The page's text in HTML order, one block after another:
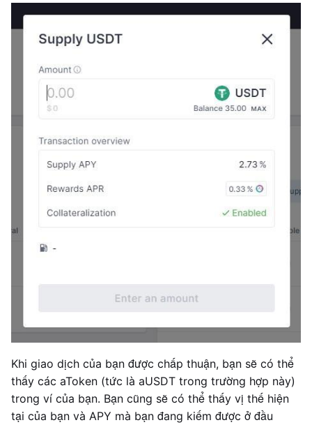
Khi giao dịch của bạn được chấp thuận, bạn sẽ có thể
thấy các aToken (tức là aUSDT trong trường hợp này)
trong ví của bạn. Bạn cũng sẽ có thể thấy vị thế hiện
tại của bạn và APY mà bạn đang kiếm được ở đầu